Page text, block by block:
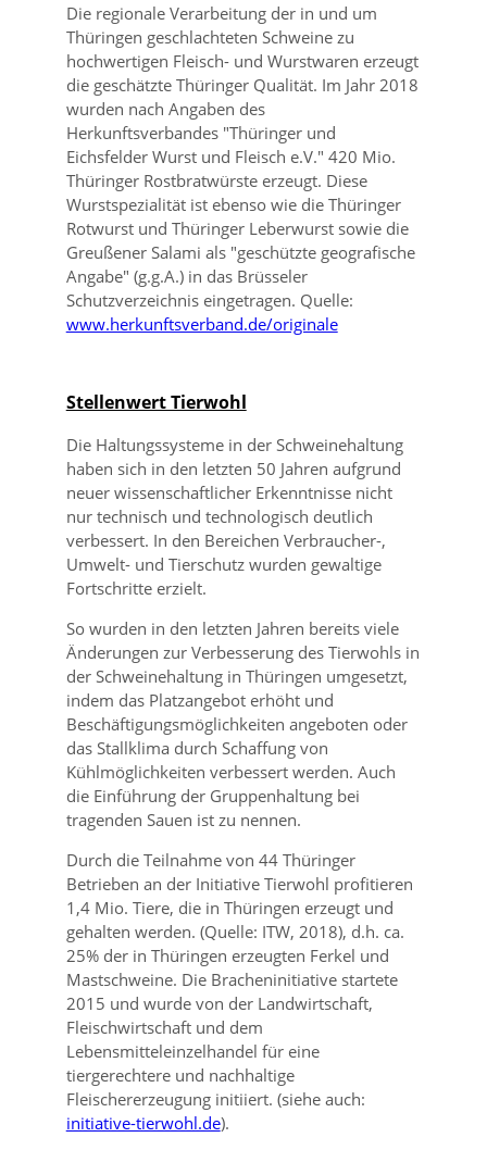
Die regionale Verarbeitung der in und um
Thüringen geschlachteten Schweine zu
hochwertigen Fleisch- und Wurstwaren erzeugt
die geschätzte Thüringer Qualität. Im Jahr 2018
wurden nach Angaben des
Herkunftsverbandes Thüringer und
Eichsfelder Wurst und Fleisch e.V. 420 Mio.
Thüringer Rostbratwürste erzeugt. Diese
Wurstspezialität ist ebenso wie die Thüringer
Rotwurst und Thüringer Leberwurst sowie die
Greußener Salami als geschützte geografische
Angabe (g.g.A.) in das Brüsseler
Schutzverzeichnis eingetragen. Quelle:
www.herkunftsverband.de/originale
Stellenwert Tierwohl
Die Haltungssysteme in der Schweinehaltung
haben sich in den letzten 50 Jahren aufgrund
neuer wissenschaftlicher Erkenntnisse nicht
nur technisch und technologisch deutlich
verbessert. In den Bereichen Verbraucher-,
Umwelt- und Tierschutz wurden gewaltige
Fortschritte erzielt.
So wurden in den letzten Jahren bereits viele
Änderungen zur Verbesserung des Tierwohls in
der Schweinehaltung in Thüringen umgesetzt,
indem das Platzangebot erhöht und
Beschäftigungsmöglichkeiten angeboten oder
das Stallklima durch Schaffung von
Kühlmöglichkeiten verbessert werden. Auch
die Einführung der Gruppenhaltung bei
tragenden Sauen ist zu nennen.
Durch die Teilnahme von 44 Thüringer
Betrieben an der Initiative Tierwohl profitieren
1,4 Mio. Tiere, die in Thüringen erzeugt und
gehalten werden. (Quelle: ITW, 2018), d.h. ca.
25% der in Thüringen erzeugten Ferkel und
Mastschweine. Die Bracheninitiative startete
2015 und wurde von der Landwirtschaft,
Fleischwirtschaft und dem
Lebensmitteleinzelhandel für eine
tiergerechtere und nachhaltige
Fleischererzeugung initiiert. (siehe auch:
initiative-tierwohl.de).